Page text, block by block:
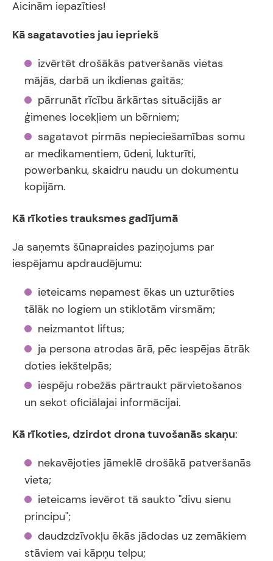
Aicinām iepazīties!
Kā sagatavoties jau iepriekš
izvērtēt drošākās patveršanās vietas
mājās, darbā un ikdienas gaitās;
pārrunāt rīcību ārkārtas situācijās ar
ģimenes locekļiem un bērniem;
sagatavot pirmās nepieciešamības somu
ar medikamentiem, ūdeni, lukturīti,
powerbanku, skaidru naudu un dokumentu
kopijām.
Kā rīkoties trauksmes gadījumā
Ja saņemts šūnapraides paziņojums par
iespējamu apdraudējumu:
ieteicams nepamest ēkas un uzturēties
tālāk no logiem un stiklotām virsmām;
neizmantot liftus;
ja persona atrodas ārā, pēc iespējas ātrāk
doties iekštelpās;
iespēju robežās pārtraukt pārvietošanos
un sekot oficiālajai informācijai.
Kā rīkoties, dzirdot drona tuvošanās skaņu:
nekavējoties jāmeklē drošākā patveršanās
vieta;
ieteicams ievērot tā saukto "divu sienu
principu";
daudzdzīvokļu ēkās jādodas uz zemākiem
stāviem vai kāpņu telpu;